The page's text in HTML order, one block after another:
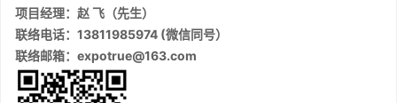
项目经理：赵 飞（先生）
联络电话：13811985974 (微信同号）
联络邮箱：expotrue@163.com